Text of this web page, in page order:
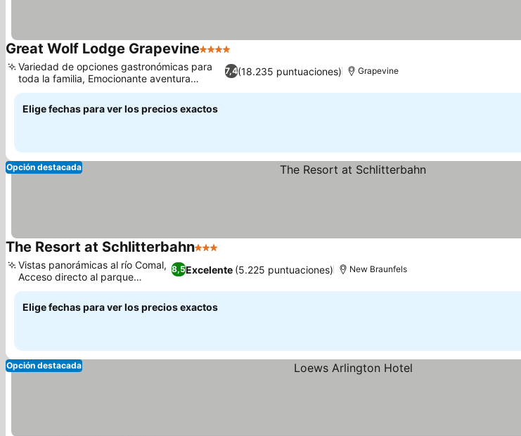
Great Wolf Lodge Grapevine4 Estrellas
7,4(18.235 puntuaciones)
Variedad de opciones gastronómicas para
toda la familia, Emocionante aventura
MagiQuest
Grapevine
Elige fechas para ver los precios exactos
Opción destacada
The Resort at Schlitterbahn3 Estrellas
8,5Excelente (5.225 puntuaciones)
Vistas panorámicas al río Comal,
Acceso directo al parque
acuático
New Braunfels
Elige fechas para ver los precios exactos
Opción destacada